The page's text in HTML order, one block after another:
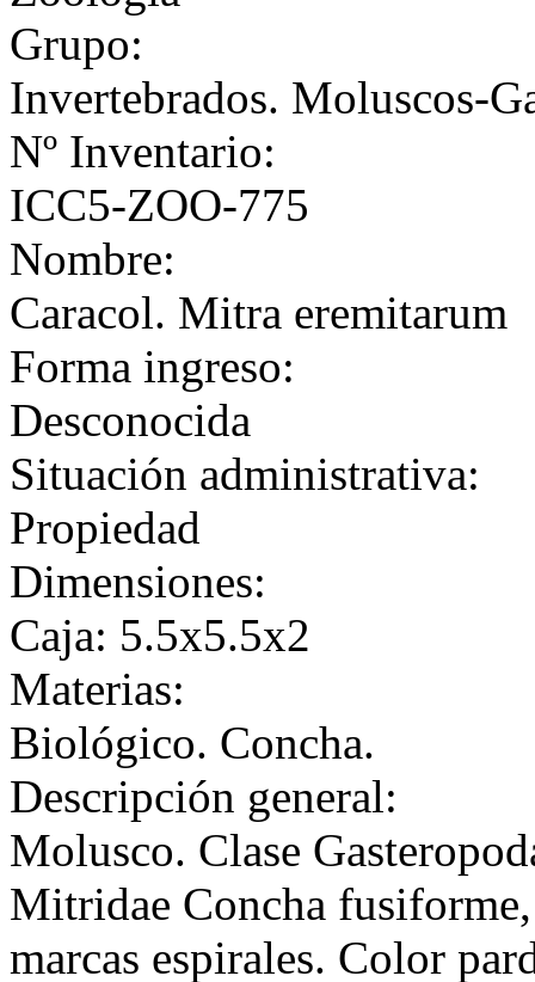
Grupo:
Invertebrados. Moluscos-
Nº Inventario:
ICC5-ZOO-775
Nombre:
Caracol. Mitra eremitarum
Forma ingreso:
Desconocida
Situación administrativa:
Propiedad
Dimensiones:
Caja: 5.5x5.5x2
Materias:
Biológico. Concha.
Descripción general:
Molusco. Clase
Mitridae Concha
marcas espirales. Color